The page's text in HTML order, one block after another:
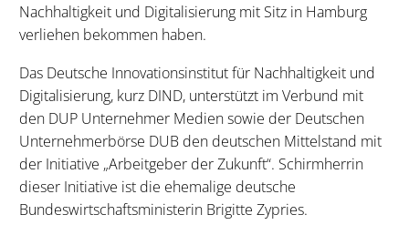
Nachhaltigkeit und Digitalisierung mit Sitz in Hamburg
verliehen bekommen haben.
Das Deutsche Innovationsinstitut für Nachhaltigkeit und
Digitalisierung, kurz DIND, unterstützt im Verbund mit
den DUP Unternehmer Medien sowie der Deutschen
Unternehmerbörse DUB den deutschen Mittelstand mit
der Initiative „Arbeitgeber der Zukunft“. Schirmherrin
dieser Initiative ist die ehemalige deutsche
Bundeswirtschaftsministerin Brigitte Zypries.